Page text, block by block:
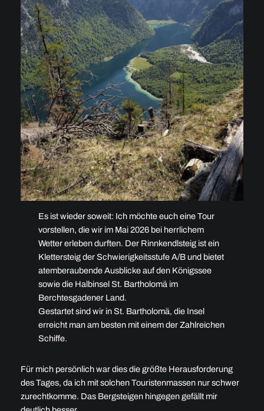
Es ist wieder soweit: Ich möchte euch eine Tour
vorstellen, die wir im Mai 2026 bei herrlichem
Wetter erleben durften. Der Rinnkendlsteig ist ein
Klettersteig der Schwierigkeitsstufe A/B und bietet
atemberaubende Ausblicke auf den Königssee
sowie die Halbinsel St. Bartholomä im
Berchtesgadener Land.
Gestartet sind wir in St. Bartholomä, die Insel
erreicht man am besten mit einem der Zahlreichen
Schiffe.
Für mich persönlich war dies die größte Herausforderung
des Tages, da ich mit solchen Touristenmassen nur schwer
zurechtkomme. Das Bergsteigen hingegen gefällt mir